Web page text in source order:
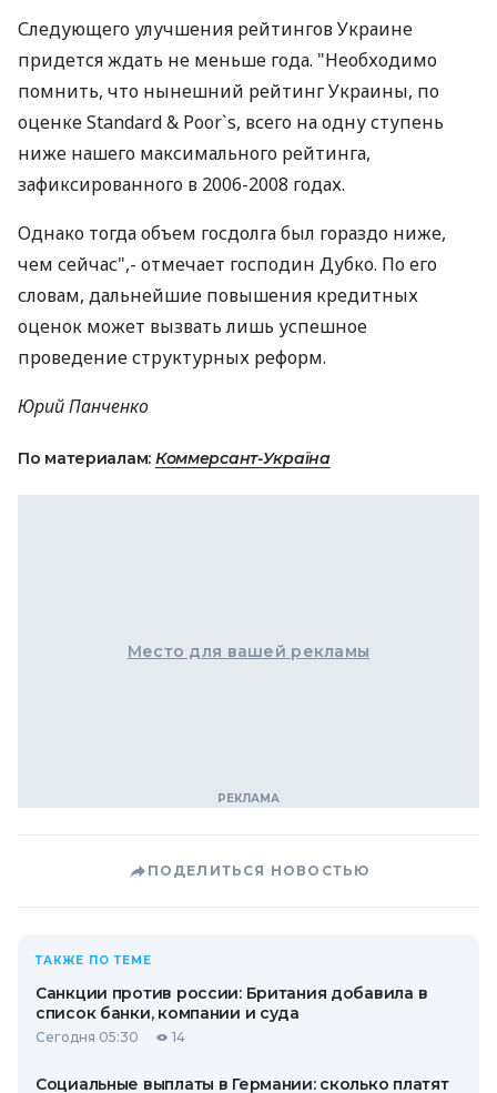
Следующего улучшения рейтингов Украине
придется ждать не меньше года. "Необходимо
помнить, что нынешний рейтинг Украины, по
оценке Standard & Poor`s, всего на одну ступень
ниже нашего максимального рейтинга,
зафиксированного в 2006-2008 годах.
Однако тогда объем госдолга был гораздо ниже,
чем сейчас",- отмечает господин Дубко. По его
словам, дальнейшие повышения кредитных
оценок может вызвать лишь успешное
проведение структурных реформ.
Юрий Панченко
По материалам: Коммерсант-Україна
Место для вашей рекламы
ПОДЕЛИТЬСЯ НОВОСТЬЮ
ТАКЖЕ ПО ТЕМЕ
Санкции против россии: Британия добавила в
список банки, компании и суда
Сегодня 05:30 14
Социальные выплаты в Германии: сколько платят